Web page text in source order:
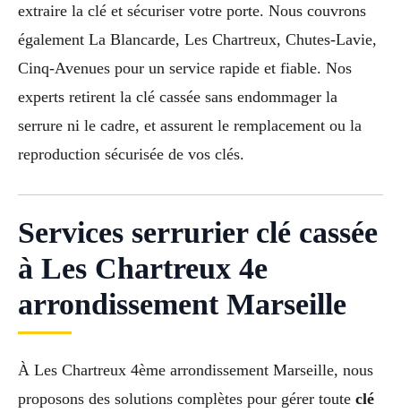
extraire la clé et sécuriser votre porte. Nous couvrons
également La Blancarde, Les Chartreux, Chutes-Lavie,
Cinq-Avenues pour un service rapide et fiable. Nos
experts retirent la clé cassée sans endommager la
serrure ni le cadre, et assurent le remplacement ou la
reproduction sécurisée de vos clés.
Services serrurier clé cassée
à Les Chartreux 4e
arrondissement Marseille
À Les Chartreux 4ème arrondissement Marseille, nous
proposons des solutions complètes pour gérer toute clé